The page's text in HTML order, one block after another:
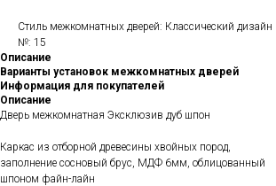
Стиль межкомнатных дверей: Классический дизайн
№: 15
Описание
Варианты установок межкомнатных дверей
Информация для покупателей
Описание
Дверь межкомнатная Эксклюзив дуб шпон
Каркас из отборной древесины хвойных пород,
заполнение сосновый брус, МДФ 6мм, облицованный
шпоном файн-лайн